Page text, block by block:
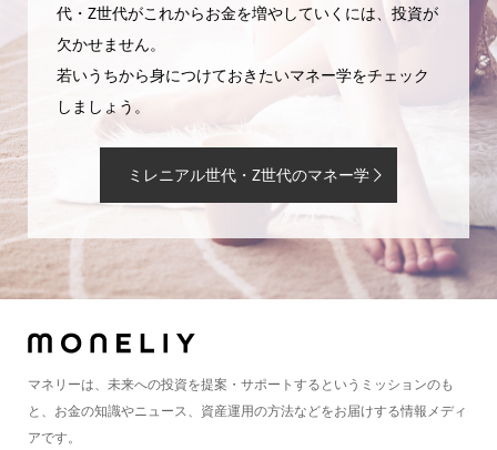
代・Z世代がこれからお金を増やしていくには、投資が
欠かせません。
若いうちから身につけておきたいマネー学をチェック
しましょう。
ミレニアル世代・Z世代のマネー学
マネリーは、未来への投資を提案・サポートするというミッションのも
と、お金の知識やニュース、資産運用の方法などをお届けする情報メディ
アです。